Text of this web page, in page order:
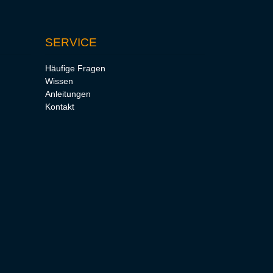
SERVICE
Häufige Fragen
Wissen
Anleitungen
Kontakt